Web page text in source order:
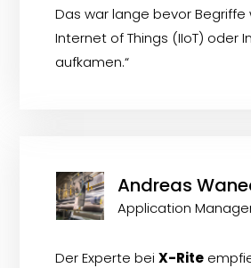
Das war lange bevor Begriffe
Internet of Things (IIoT) oder
aufkamen.“
Andreas
Application
Der Experte beiX-Rite